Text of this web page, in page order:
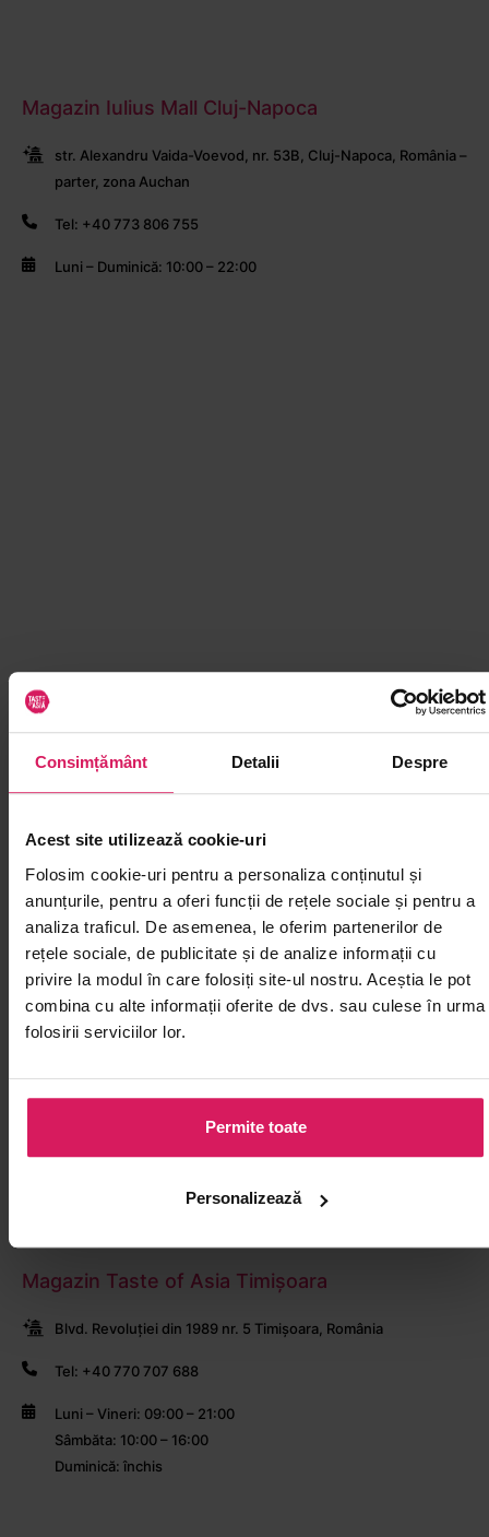
Consimțământ Detalii Despre
Acest site utilizează cookie-uri
Folosim cookie-uri pentru a personaliza conținutul și
anunțurile, pentru a oferi funcții de rețele sociale și pentru a
analiza traficul. De asemenea, le oferim partenerilor de
rețele sociale, de publicitate și de analize informații cu
privire la modul în care folosiți site-ul nostru. Aceștia le pot
combina cu alte informații oferite de dvs. sau culese în urma
folosirii serviciilor lor.
Permite toate
Personalizează
Magazin Iulius Mall Cluj-Napoca
str. Alexandru Vaida-Voevod, nr. 53B, Cluj-Napoca, România –
parter, zona Auchan
Tel: +40 773 806 755
Luni – Duminică: 10:00 – 22:00
Magazin Taste of Asia VIVO! Cluj-Napoca
intrarea 3, culoarul Carrefour, lângă Dr. Max
Magazin Taste of Asia Timișoara
Blvd. Revoluției din 1989 nr. 5 Timișoara, România
Tel: +40 770 707 688
Luni – Vineri: 09:00 – 21:00
Sâmbăta: 10:00 – 16:00
Duminică: închis